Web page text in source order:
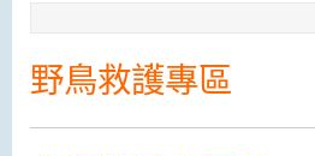
野鳥救護專區